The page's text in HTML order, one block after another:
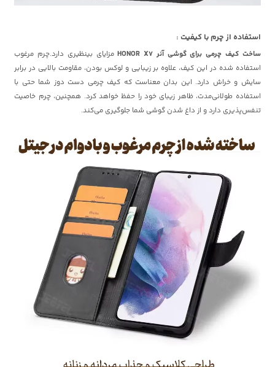
استفاده از چرم با کیفیت :
ساخت کیف چرمی برای گوشی آنر HONOR X7
مزایای بینظیری دارد.چرم مرغوب
استفاده شده در این کیف، علاوه بر زیبایی و لوکس بودن، مقاومت بالایی در برابر
سایش و خراش دارد. این بدان معناست که کیف چرمی دست دوز شما حتی با
استفاده طولانی‌مدت، ظاهر زیبای خود را حفظ خواهد کرد. همچنین، چرم خاصیت
تنفس‌پذیری دارد و از داغ شدن گوشی شما جلوگیری می‌کند.